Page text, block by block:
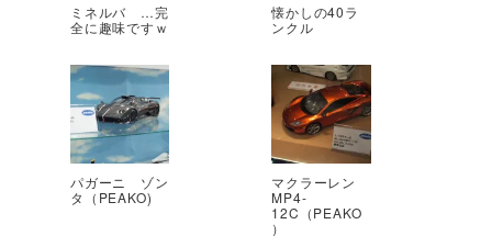
ミネルバ …完
全に趣味ですｗ
懐かしの40ラ
ンクル
パガーニ ゾン
タ（PEAKO)
マクラーレン
MP4-
12C（PEAKO
）